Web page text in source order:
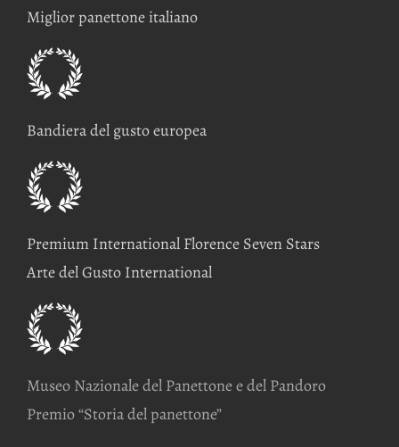
Miglior panettone italiano
Bandiera del gusto europea
Premium International Florence Seven Stars
Arte del Gusto International
Museo Nazionale del Panettone e del Pandoro
Premio “Storia del panettone”